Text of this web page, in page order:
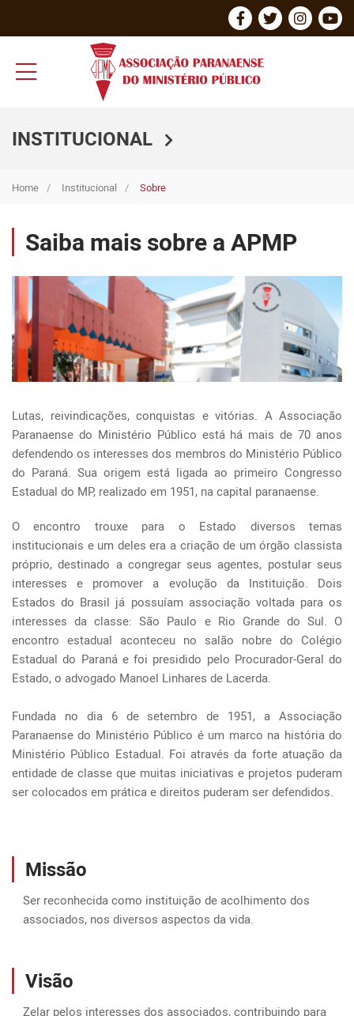
INSTITUCIONAL
Home Institucional Sobre
Saiba mais sobre a APMP
Lutas, reivindicações, conquistas e vitórias. A Associação
Paranaense do Ministério Público está há mais de 70 anos
defendendo os interesses dos membros do Ministério Público
do Paraná. Sua origem está ligada ao primeiro Congresso
Estadual do MP, realizado em 1951, na capital paranaense.
O encontro trouxe para o Estado diversos temas
institucionais e um deles era a criação de um órgão classista
próprio, destinado a congregar seus agentes, postular seus
interesses e promover a evolução da Instituição. Dois
Estados do Brasil já possuíam associação voltada para os
interesses da classe: São Paulo e Rio Grande do Sul. O
encontro estadual aconteceu no salão nobre do Colégio
Estadual do Paraná e foi presidido pelo Procurador-Geral do
Estado, o advogado Manoel Linhares de Lacerda.
Fundada no dia 6 de setembro de 1951, a Associação
Paranaense do Ministério Público é um marco na história do
Ministério Público Estadual. Foi através da forte atuação da
entidade de classe que muitas iniciativas e projetos puderam
ser colocados em prática e direitos puderam ser defendidos.
Missão
Ser reconhecida como instituição de acolhimento dos
associados, nos diversos aspectos da vida.
Visão
Zelar pelos interesses dos associados, contribuindo para